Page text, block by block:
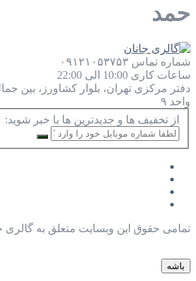
حمد
شماره تماس ۰۹۱۲۱۰۵۳۷۵۳
ساعات کاری 10:00 الی 22:00
دفتر مرکزی
واحد ۹
از تخفیف ها و جدیدترین ها با خبر شوید:
تمامی حقوق این وبسایت متعلق به گالری
باشه